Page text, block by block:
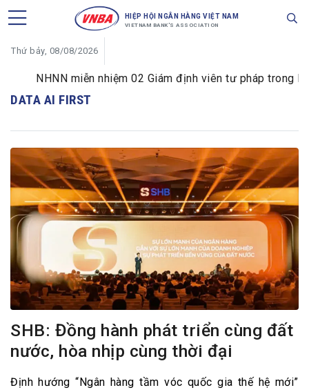
HIỆP HỘI NGÂN HÀNG VIỆT NAM
VIETNAM BANK'S ASSOCIATION
Thứ bảy, 08/08/2026
NHNN miễn nhiệm 02 Giám định viên tư pháp trong
DATA AI FIRST
SHB: Đồng hành phát triển cùng đất
nước, hòa nhịp cùng thời đại
Định hướng “Ngân hàng tầm vóc quốc gia thế hệ mới”